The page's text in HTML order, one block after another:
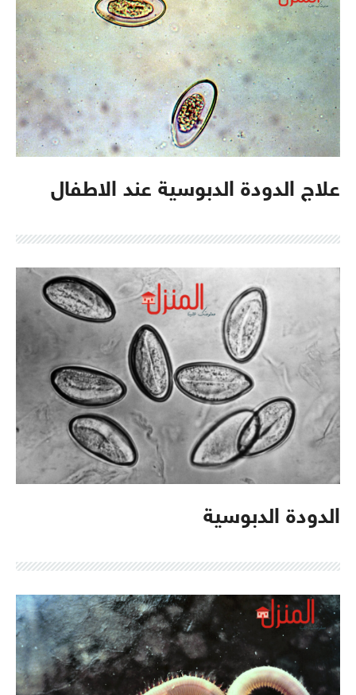
علاج الدودة الدبوسية عند الاطفال
الدودة الدبوسية